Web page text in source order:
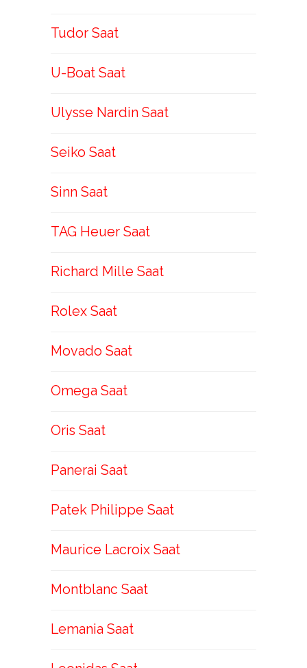
Tudor Saat
U-Boat Saat
Ulysse Nardin Saat
Seiko Saat
Sinn Saat
TAG Heuer Saat
Richard Mille Saat
Rolex Saat
Movado Saat
Omega Saat
Oris Saat
Panerai Saat
Patek Philippe Saat
Maurice Lacroix Saat
Montblanc Saat
Lemania Saat